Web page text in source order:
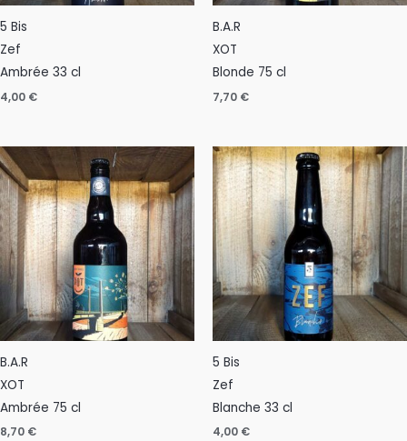
5 Bis
Zef
Ambrée 33 cl
4,00 €
B.A.R
XOT
Blonde 75 cl
7,70 €
B.A.R
XOT
Ambrée 75 cl
8,70 €
5 Bis
Zef
Blanche 33 cl
4,00 €